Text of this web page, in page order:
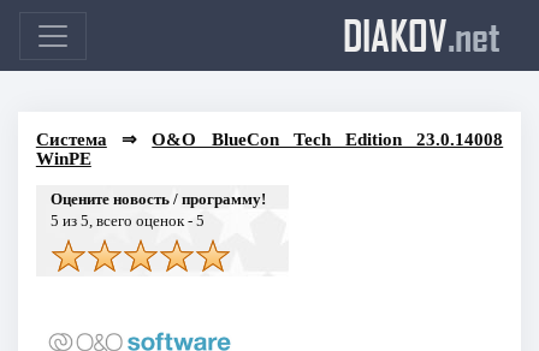
DIAKOV.net
Система ⇒O&O BlueCon Tech Edition 23.0.14008
WinPE
Оцените новость / программу!
5 из 5, всего оценок - 5